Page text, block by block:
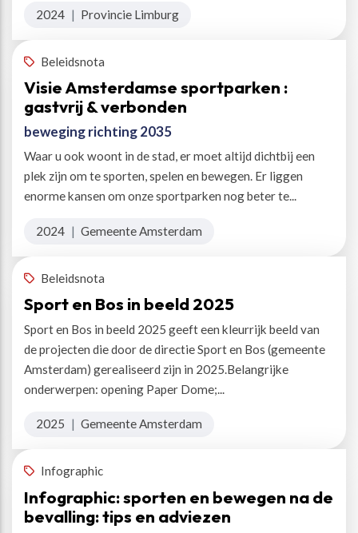
2024 | Provincie Limburg
Beleidsnota
Visie Amsterdamse sportparken :
gastvrij & verbonden
beweging richting 2035
Waar u ook woont in de stad, er moet altijd dichtbij een
plek zijn om te sporten, spelen en bewegen. Er liggen
enorme kansen om onze sportparken nog beter te...
2024 | Gemeente Amsterdam
Beleidsnota
Sport en Bos in beeld 2025
Sport en Bos in beeld 2025 geeft een kleurrijk beeld van
de projecten die door de directie Sport en Bos (gemeente
Amsterdam) gerealiseerd zijn in 2025.Belangrijke
onderwerpen: opening Paper Dome;...
2025 | Gemeente Amsterdam
Infographic
Infographic: sporten en bewegen na de
bevalling: tips en adviezen